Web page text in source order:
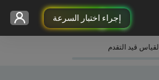
إجراء اختبار السرعة
القياس قيد التقدم